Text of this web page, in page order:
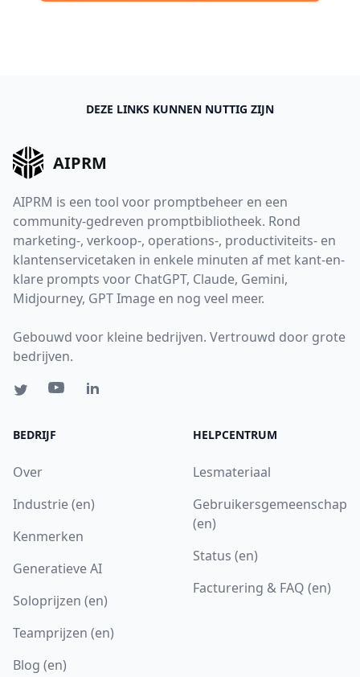
DEZE LINKS KUNNEN NUTTIG ZIJN
AIPRM
AIPRM is een tool voor promptbeheer en een
community-gedreven promptbibliotheek. Rond
marketing-, verkoop-, operations-, productiviteits- en
klantenservicetaken in enkele minuten af met kant-en-
klare prompts voor ChatGPT, Claude, Gemini,
Midjourney, GPT Image en nog veel meer.
Gebouwd voor kleine bedrijven. Vertrouwd door grote
bedrijven.
BEDRIJF
Over
Industrie (en)
Kenmerken
Generatieve AI
Soloprijzen (en)
Teamprijzen (en)
Blog (en)
HELPCENTRUM
Lesmateriaal
Gebruikersgemeenschap
(en)
Status (en)
Facturering & FAQ (en)